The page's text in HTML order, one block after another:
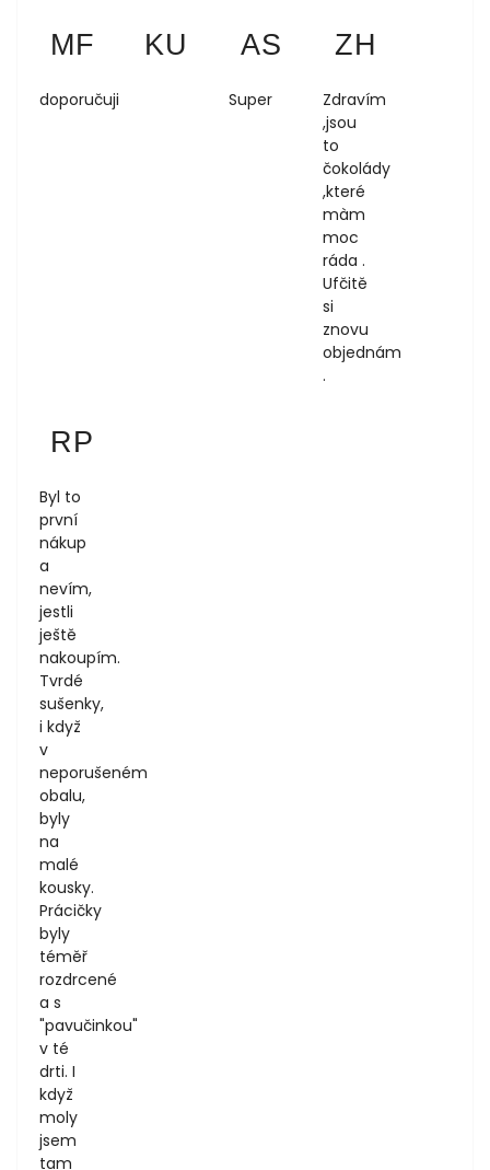
MF
doporučuji
KU AS
Super
ZH
Zdravím
,jsou
to
čokolády
,které
màm
moc
ráda .
Ufčitě
si
znovu
objednám
.
RP
Byl to
první
nákup
a
nevím,
jestli
ještě
nakoupím.
Tvrdé
sušenky,
i když
v
neporušeném
obalu,
byly
na
malé
kousky.
Prácičky
byly
téměř
rozdrcené
a s
"pavučinkou"
v té
drti. I
když
moly
jsem
tam